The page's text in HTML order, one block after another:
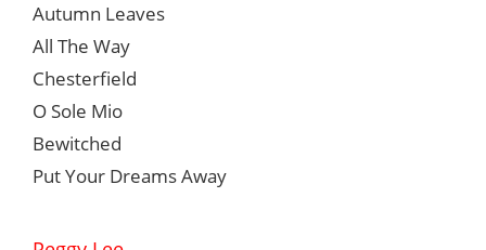
Autumn Leaves
All The Way
Chesterfield
O Sole Mio
Bewitched
Put Your Dreams Away